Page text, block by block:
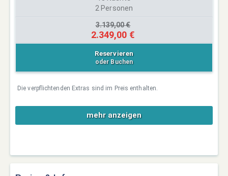
2 Personen
3.139,00 €
2.349,00 €
Reservieren
oder Buchen
Die verpflichtenden Extras sind im Preis enthalten.
mehr anzeigen